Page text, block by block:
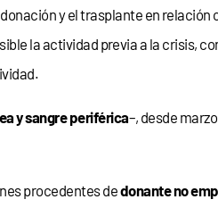
y el trasplante en relación
la actividad previa a la crisis,
y sangre periférica–, desde
procedentes dedonante no